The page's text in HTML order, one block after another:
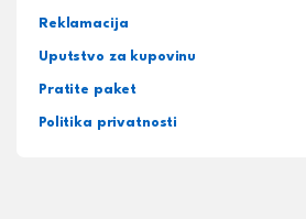
Reklamacija
Uputstvo za kupovinu
Pratite paket
Politika privatnosti